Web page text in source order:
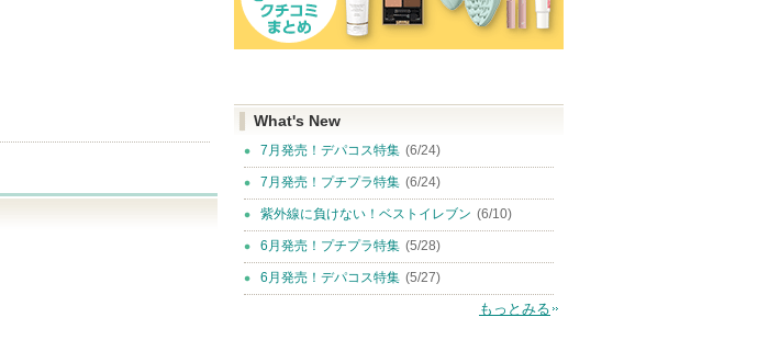
What's New
7月発売！デパコス特集 (6/24)
7月発売！プチプラ特集 (6/24)
紫外線に負けない！ベストイレブン (6/10)
6月発売！プチプラ特集 (5/28)
6月発売！デパコス特集 (5/27)
もっとみる